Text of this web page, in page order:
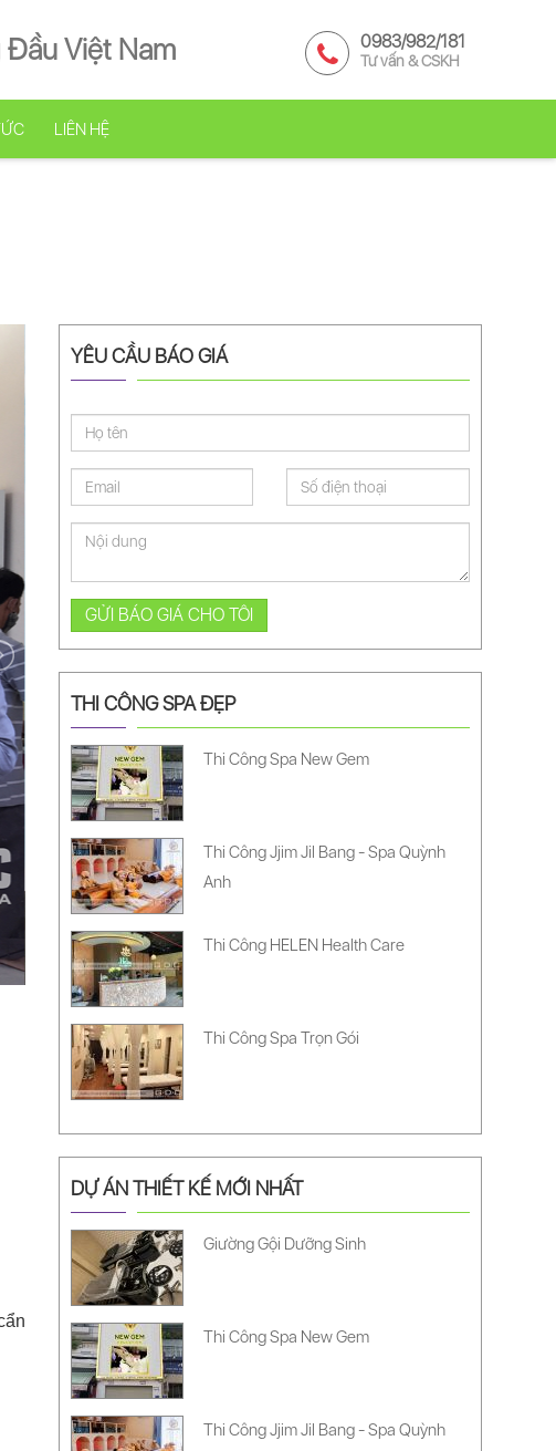
Đầu Việt Nam 0983/982/181
Tư vấn & CSKH
LIÊN HỆ
YÊU CẦU BÁO GIÁ
GỬI BÁO GIÁ CHO TÔI
THI CÔNG SPA ĐẸP
Thi Công Spa New Gem
Thi Công Jjim Jil Bang - Spa Quỳnh
Anh
Thi Công HELEN Health Care
Thi Công Spa Trọn Gói
DỰ ÁN THIẾT KẾ MỚI NHẤT
Giường Gội Dưỡng Sinh
Thi Công Spa New Gem
Thi Công Jjim Jil Bang - Spa Quỳnh